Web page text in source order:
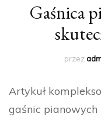
Gaśnica
przez
Artykuł
gaśnic pianowych